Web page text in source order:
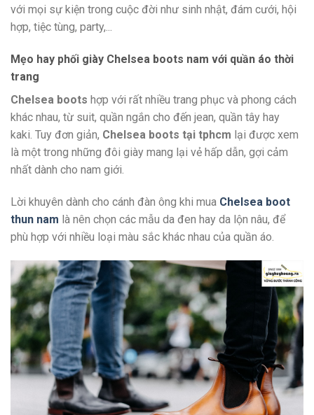
với mọi sự kiện trong cuộc đời như sinh nhật, đám cưới, hội
hợp, tiệc tùng, party,...
Mẹo hay phối giày Chelsea boots nam với quần áo thời
trang
Chelsea boots hợp với rất nhiều trang phục và phong cách
khác nhau, từ suit, quần ngắn cho đến jean, quần tây hay
kaki. Tuy đơn giản, Chelsea boots tại tphcm lại được xem
là một trong những đôi giày mang lại vẻ hấp dẫn, gợi cảm
nhất dành cho nam giới.
Lời khuyên dành cho cánh đàn ông khi mua Chelsea boot
thun nam là nên chọn các mẫu da đen hay da lộn nâu, để
phù hợp với nhiều loại màu sắc khác nhau của quần áo.